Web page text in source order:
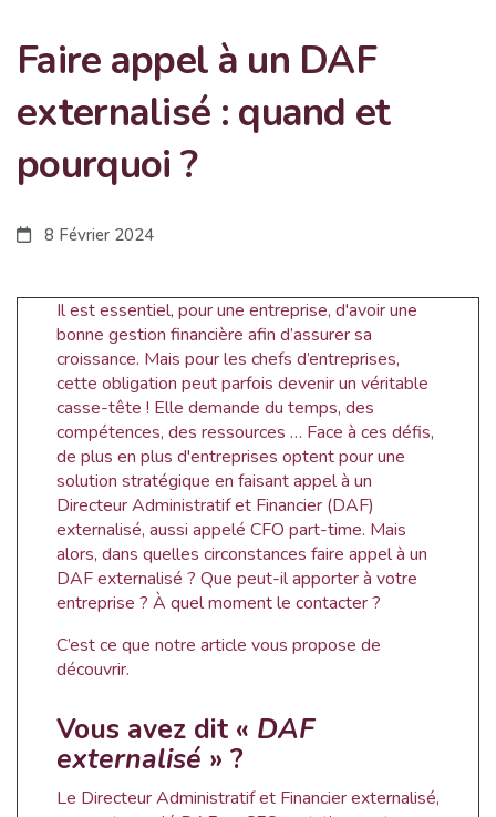
Faire appel à un DAF
externalisé : quand et
pourquoi ?
8 Février 2024
Il est essentiel, pour une entreprise, d'avoir une
bonne gestion financière afin d’assurer sa
croissance. Mais pour les chefs d’entreprises,
cette obligation peut parfois devenir un véritable
casse-tête ! Elle demande du temps, des
compétences, des ressources … Face à ces défis,
de plus en plus d'entreprises optent pour une
solution stratégique en faisant appel à un
Directeur Administratif et Financier (DAF)
externalisé, aussi appelé CFO part-time. Mais
alors, dans quelles circonstances faire appel à un
DAF externalisé ? Que peut-il apporter à votre
entreprise ? À quel moment le contacter ?
C’est ce que notre article vous propose de
découvrir.
Vous avez dit « DAF
externalisé » ?
Le Directeur Administratif et Financier externalisé,